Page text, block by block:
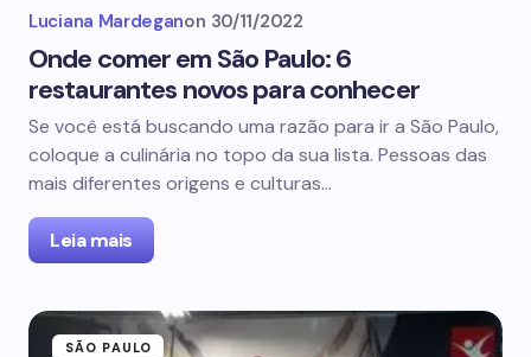
Luciana Mardeganon 30/11/2022
Onde comer em São Paulo: 6
restaurantes novos para conhecer
Se você está buscando uma razão para ir a São Paulo,
coloque a culinária no topo da sua lista. Pessoas das
mais diferentes origens e culturas…
Leia mais
SÃO PAULO